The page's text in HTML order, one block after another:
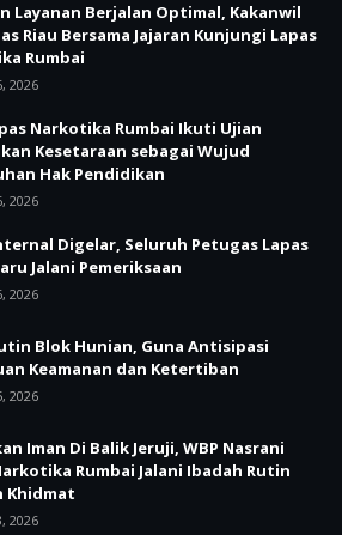
Layanan Berjalan Optimal, Kakanwil
Riau Bersama Jajaran Kunjungi Lapas
Rumbai
2026
Narkotika Rumbai Ikuti Ujian
Kesetaraan sebagai Wujud
Hak Pendidikan
2026
Digelar, Seluruh Petugas Lapas
Jalani Pemeriksaan
2026
Blok Hunian, Guna Antisipasi
Keamanan dan Ketertiban
2026
Iman Di Balik Jeruji, WBP Nasrani
Rumbai Jalani Ibadah Rutin
Khidmat
2026